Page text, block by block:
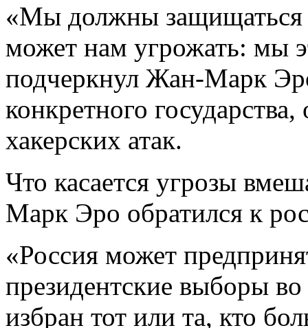
«Мы должны защищаться
может нам угрожать: мы
подчеркнул Жан-Марк
конкретного
хакерских атак.
Что касается угрозы
Марк Эро обратился к
«Россия может
президентские выборы
избран тот или та, кто